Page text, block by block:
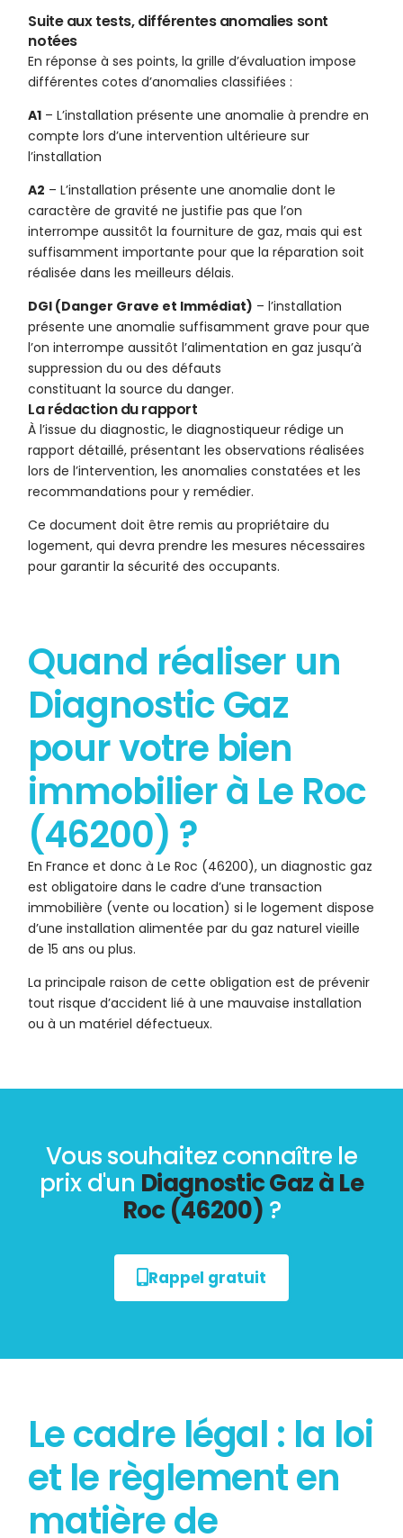
Suite aux tests, différentes anomalies sont
notées
En réponse à ses points, la grille d’évaluation impose
différentes cotes d’anomalies classifiées :
A1 – L’installation présente une anomalie à prendre en
compte lors d’une intervention ultérieure sur
l’installation
A2 – L’installation présente une anomalie dont le
caractère de gravité ne justifie pas que l’on
interrompe aussitôt la fourniture de gaz, mais qui est
suffisamment importante pour que la réparation soit
réalisée dans les meilleurs délais.
DGI (Danger Grave et Immédiat) – l’installation
présente une anomalie suffisamment grave pour que
l’on interrompe aussitôt l’alimentation en gaz jusqu’à
suppression du ou des défauts
constituant la source du danger.
La rédaction du rapport
À l’issue du diagnostic, le diagnostiqueur rédige un
rapport détaillé, présentant les observations réalisées
lors de l’intervention, les anomalies constatées et les
recommandations pour y remédier.
Ce document doit être remis au propriétaire du
logement, qui devra prendre les mesures nécessaires
pour garantir la sécurité des occupants.
Quand réaliser un
Diagnostic Gaz
pour votre bien
immobilier à Le Roc
(46200) ?
En France et donc à Le Roc (46200), un diagnostic gaz
est obligatoire dans le cadre d’une transaction
immobilière (vente ou location) si le logement dispose
d’une installation alimentée par du gaz naturel vieille
de 15 ans ou plus.
La principale raison de cette obligation est de prévenir
tout risque d’accident lié à une mauvaise installation
ou à un matériel défectueux.
Vous souhaitez connaître le
prix d'un Diagnostic Gaz à Le
Roc (46200) ?
Rappel gratuit
Le cadre légal : la loi
et le règlement en
matière de